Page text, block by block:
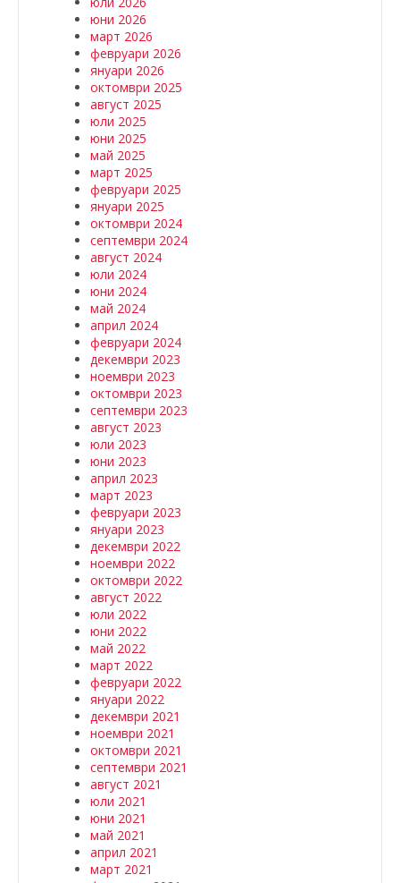
юни 2026
март 2026
февруари 2026
януари 2026
октомври 2025
август 2025
юли 2025
юни 2025
май 2025
март 2025
февруари 2025
януари 2025
октомври 2024
септември 2024
август 2024
юли 2024
юни 2024
май 2024
април 2024
февруари 2024
декември 2023
ноември 2023
октомври 2023
септември 2023
август 2023
юли 2023
юни 2023
април 2023
март 2023
февруари 2023
януари 2023
декември 2022
ноември 2022
октомври 2022
август 2022
юли 2022
юни 2022
май 2022
март 2022
февруари 2022
януари 2022
декември 2021
ноември 2021
октомври 2021
септември 2021
август 2021
юли 2021
юни 2021
май 2021
април 2021
март 2021